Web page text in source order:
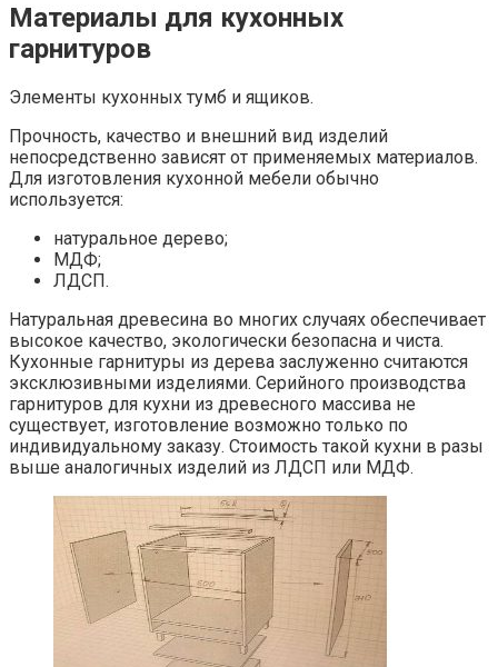
Материалы для кухонных
гарнитуров
Элементы кухонных тумб и ящиков.
Прочность, качество и внешний вид изделий
непосредственно зависят от применяемых материалов.
Для изготовления кухонной мебели обычно
используется:
натуральное дерево;
МДФ;
ЛДСП.
Натуральная древесина во многих случаях обеспечивает
высокое качество, экологически безопасна и чиста.
Кухонные гарнитуры из дерева заслуженно считаются
эксклюзивными изделиями. Серийного производства
гарнитуров для кухни из древесного массива не
существует, изготовление возможно только по
индивидуальному заказу. Стоимость такой кухни в разы
выше аналогичных изделий из ЛДСП или МДФ.